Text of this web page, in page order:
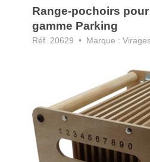
Range-pochoirs
gamme Parking
Réf. 20629 • Marque :